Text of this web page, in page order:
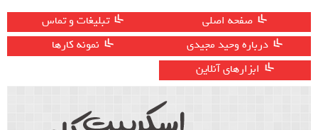
صفحه اصلی
تبلیغات و تماس
درباره وحید مجیدی
نمونه کارها
ابزارهای آنلاین